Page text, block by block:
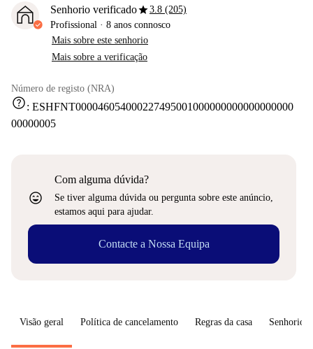
Senhorio verificadostar3.8 (205)
Profissional · 8 anos connosco
Mais sobre este senhorio
Mais sobre a verificação
Número de registo (NRA)
help: ESHFNT000046054000227495001000000000000000000
00000005
sentiment_very_satisfied
Com alguma dúvida?
Se tiver alguma dúvida ou pergunta sobre este anúncio,
estamos aqui para ajudar.
Contacte a Nossa Equipa
Visão geral Política de cancelamento Regras da casa Senhorio